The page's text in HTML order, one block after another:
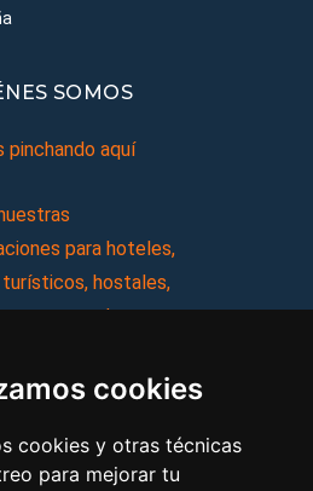
cookies
cookies y otras técnicas
para mejorar tu
SOMOS
pinchando aquí
para hoteles,
hostales,
paquetes de
Condiciones de uso